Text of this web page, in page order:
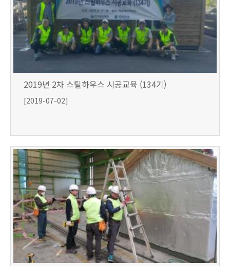
2019년 2차 스틸하우스 시공교육 (134기)
[2019-07-02]